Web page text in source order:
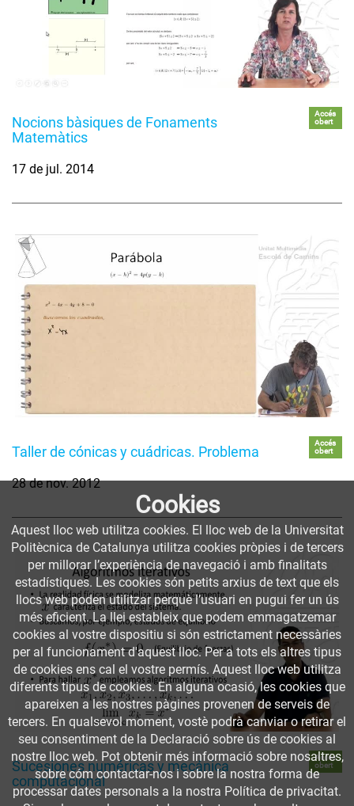
Nocions bàsiques de Fonaments
Matemàtics
Accés
obert
17 de jul. 2014
Taller de cónicas y cuádricas. Problema
Accés
obert
28 de nov. 2012
Sucesiones numéricas y mecánica
computacional
Accés
obert
Cookies
Aquest lloc web utilitza cookies. El lloc web de la Universitat
Politècnica de Catalunya utilitza cookies pròpies i de tercers
per millorar l’experiència de navegació i amb finalitats
estadístiques. Les cookies són petits arxius de text que els
llocs web poden utilitzar perquè l’usuari en pugui fer un ús
més eficient. La llei estableix que podem emmagatzemar
cookies al vostre dispositiu si són estrictament necessàries
per al funcionament d'aquest lloc. Per a tots els altres tipus
de cookies ens cal el vostre permís. Aquest lloc web utilitza
diferents tipus de cookies. En alguna ocasió, les cookies que
apareixen a les nostres pàgines provenen de serveis de
tercers. En qualsevol moment, vostè podrà canviar o retirar el
seu consentiment de la Declaració sobre ús de cookies al
nostre lloc web. Pot obtenir més informació sobre nosaltres,
sobre cóm contactar-nos i sobre la nostra forma de
processar dates personals a la nostra Política de privacitat.